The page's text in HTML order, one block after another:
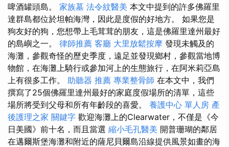
啤酒罐頭島。 家族墓 法令紋醫美 本文中提到的許多佛羅里
達群島都位於坦帕海灣，因此是度假的好地方。 如果您是
狗友好的狗，您想帶上毛茸茸的朋友，這是佛羅里達州最好
的島嶼之一。 律師推薦 客廳 大里放鬆按摩 發現未觸及的
海灘，參觀奇怪的歷史季度，遠足並發現鄉村，參觀當地博
物館，在海灘上騎行或參加河上的生態旅行，在阿米莉亞島
上有很多工作。 助聽器 推薦 專業整骨師 在本文中，我們
撰寫了25個佛羅里達州最好的家庭度假場所的清單，這些
場所將受到父母和所有年齡段的喜愛。 養護中心 單人房 產
後護理之家 關鍵字 歡迎海灘上的Clearwater，不僅是《今
日美國》前十名，而且當選 縮小毛孔醫美 開普珊瑚的鄰居
在邁爾斯堡海灘和附近的薩尼貝爾島沿線提供風景如畫的海